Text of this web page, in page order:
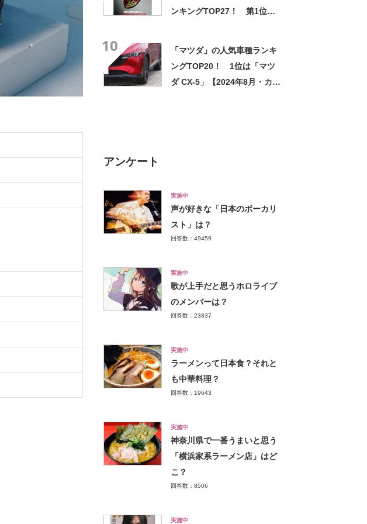
ンキングTOP27！ 第1位は
10
「マツダ」の人気車種ランキ
ングTOP20！ 1位は「マツ
ダ CX-5」【2024年8月・カー
アンケート
実施中
声が好きな「日本のボーカリ
スト」は？
回答数：49459
実施中
歌が上手だと思うホロライブ
のメンバーは？
回答数：23837
実施中
ラーメンって日本食？それと
も中華料理？
回答数：19643
実施中
神奈川県で一番うまいと思う
「横浜家系ラーメン店」はど
こ？
回答数：8506
実施中